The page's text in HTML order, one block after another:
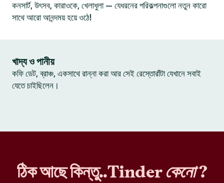
কনসার্ট, উৎসব, কারাওকে, খেলাধুলা — যেধরনের পরিকল্পনাগুলো নতুন কারো
সাথে আরো আনন্দময় হয়ে ওঠে!
খাদ্য ও পানীয়
কফি ডেট, ব্রাঞ্চ, একসাথে রান্না করা আর সেই রেস্তোরাঁটা যেখানে সবাই
যেতে চাইছিলেন।
ঠিক আছে কিন্তু..Tinderকেনো?